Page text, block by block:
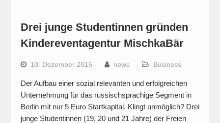
Drei junge Studentinnen gründen
Kindereventagentur MischkaBär
10. Dezember 2015 news Business
Der Aufbau einer sozial relevanten und erfolgreichen
Unternehmung für das russischsprachige Segment in
Berlin mit nur 5 Euro Startkapital. Klingt unmöglich? Drei
junge Studentinnen (19, 20 und 21 Jahre) der Freien